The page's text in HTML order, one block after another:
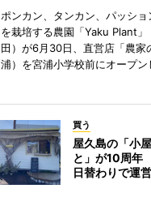
ポンカン、タンカン、パッシ
を栽培する農園「Yaku Plant」
田）が6月30日、直営店「農家
浦）を宮浦小学校前にオープン
買う
屋久島の「小
と」が10周
日替わりで運営